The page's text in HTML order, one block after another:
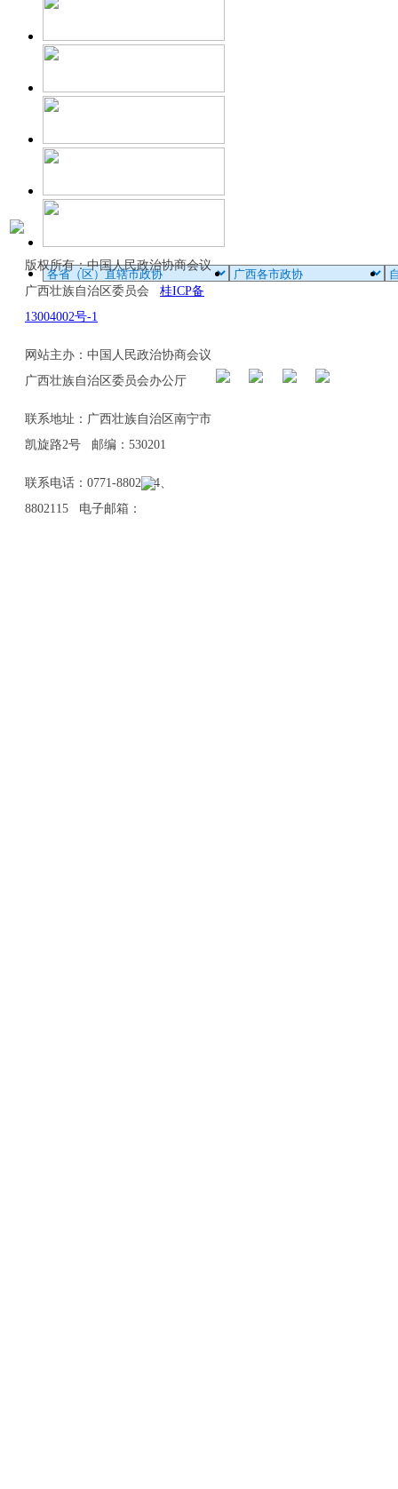
版权所有：中国人民政治协商会议
广西壮族自治区委员会 桂ICP备
13004002号-1
网站主办：中国人民政治协商会议
广西壮族自治区委员会办公厅
联系地址：广西壮族自治区南宁市
凯旋路2号 邮编：530201
联系电话：0771-8802114、
8802115 电子邮箱：